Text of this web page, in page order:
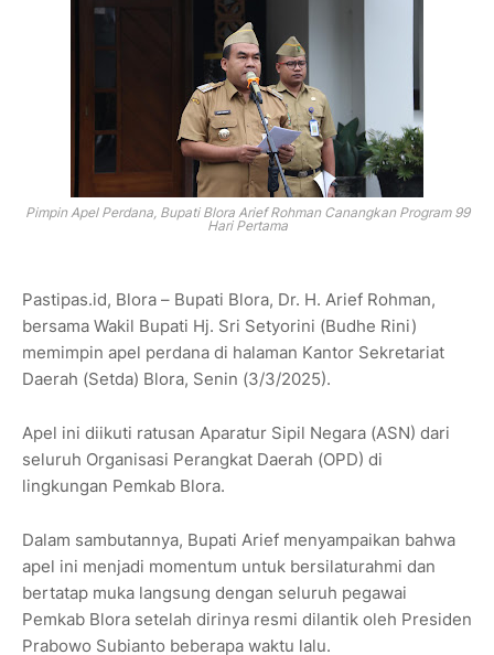
Pimpin Apel Perdana, Bupati Blora Arief Rohman Canangkan Program 99
Hari Pertama
Pastipas.id, Blora – Bupati Blora, Dr. H. Arief Rohman,
bersama Wakil Bupati Hj. Sri Setyorini (Budhe Rini)
memimpin apel perdana di halaman Kantor Sekretariat
Daerah (Setda) Blora, Senin (3/3/2025).
Apel ini diikuti ratusan Aparatur Sipil Negara (ASN) dari
seluruh Organisasi Perangkat Daerah (OPD) di
lingkungan Pemkab Blora.
Dalam sambutannya, Bupati Arief menyampaikan bahwa
apel ini menjadi momentum untuk bersilaturahmi dan
bertatap muka langsung dengan seluruh pegawai
Pemkab Blora setelah dirinya resmi dilantik oleh Presiden
Prabowo Subianto beberapa waktu lalu.